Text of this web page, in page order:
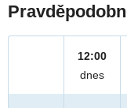
12:00
dnes